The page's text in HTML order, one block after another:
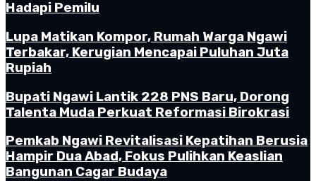
Hadapi Pemilu
Lupa Matikan Kompor, Rumah Warga Ngawi
Terbakar, Kerugian Mencapai Puluhan Juta
Rupiah
Bupati Ngawi Lantik 228 PNS Baru, Dorong
Talenta Muda Perkuat Reformasi Birokrasi
Pemkab Ngawi Revitalisasi Kepatihan Berusia
Hampir Dua Abad, Fokus Pulihkan Keaslian
Bangunan Cagar Budaya